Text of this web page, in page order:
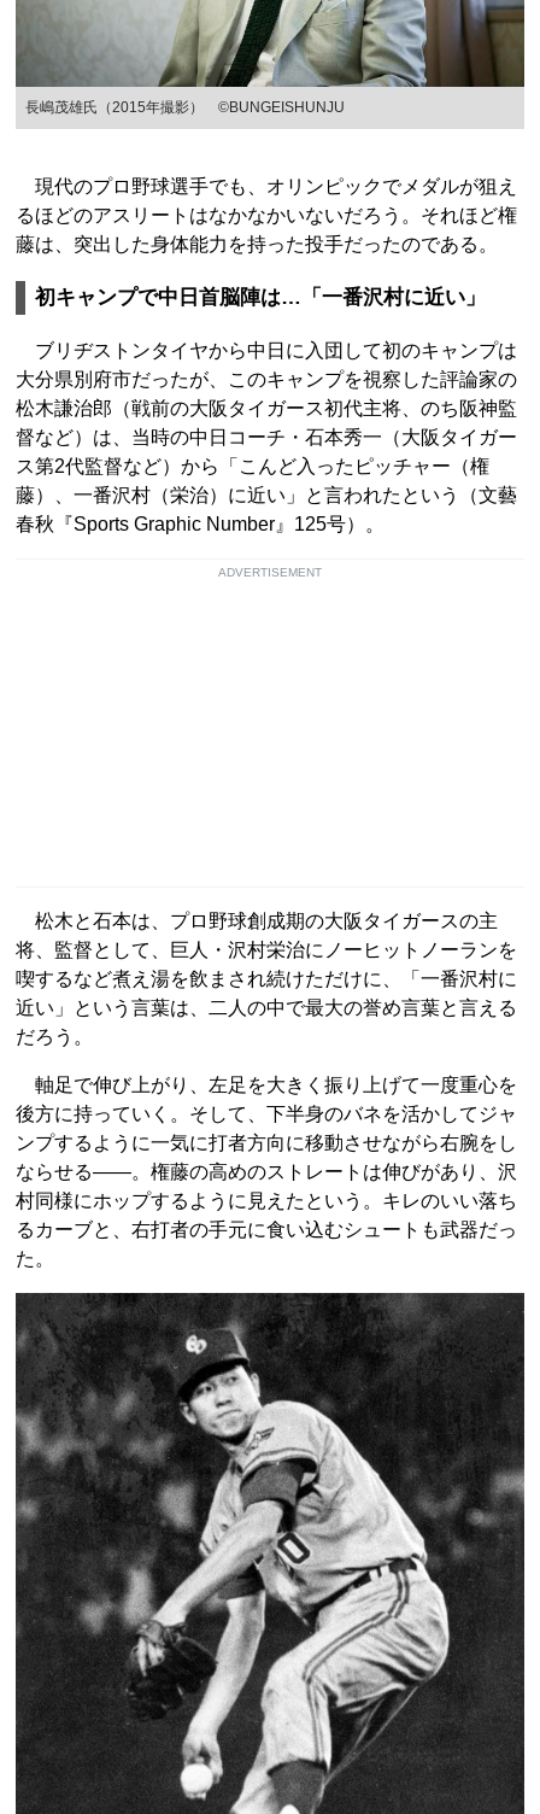
長嶋茂雄氏（2015年撮影） ©BUNGEISHUNJU
現代のプロ野球選手でも、オリンピックでメダルが狙え
るほどのアスリートはなかなかいないだろう。それほど権
藤は、突出した身体能力を持った投手だったのである。
初キャンプで中日首脳陣は…「一番沢村に近い」
ブリヂストンタイヤから中日に入団して初のキャンプは
大分県別府市だったが、このキャンプを視察した評論家の
松木謙治郎（戦前の大阪タイガース初代主将、のち阪神監
督など）は、当時の中日コーチ・石本秀一（大阪タイガー
ス第2代監督など）から「こんど入ったピッチャー（権
藤）、一番沢村（栄治）に近い」と言われたという（文藝
春秋『Sports Graphic Number』125号）。
ADVERTISEMENT
松木と石本は、プロ野球創成期の大阪タイガースの主
将、監督として、巨人・沢村栄治にノーヒットノーランを
喫するなど煮え湯を飲まされ続けただけに、「一番沢村に
近い」という言葉は、二人の中で最大の誉め言葉と言える
だろう。
軸足で伸び上がり、左足を大きく振り上げて一度重心を
後方に持っていく。そして、下半身のバネを活かしてジャ
ンプするように一気に打者方向に移動させながら右腕をし
ならせる――。権藤の高めのストレートは伸びがあり、沢
村同様にホップするように見えたという。キレのいい落ち
るカーブと、右打者の手元に食い込むシュートも武器だっ
た。